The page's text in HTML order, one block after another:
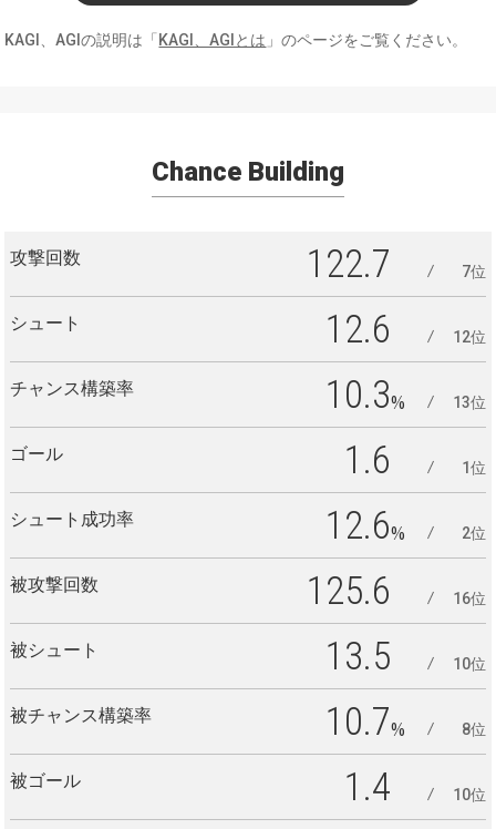
KAGI、AGIの説明は「 KAGI、AGIとは 」のページをご覧ください。
Chance Building
攻撃回数 122.7 7位
シュート 12.6 12位
チャンス構築率 10.3% 13位
ゴール 1.6 1位
シュート成功率 12.6% 2位
被攻撃回数 125.6 16位
被シュート 13.5 10位
被チャンス構築率 10.7% 8位
被ゴール 1.4 10位